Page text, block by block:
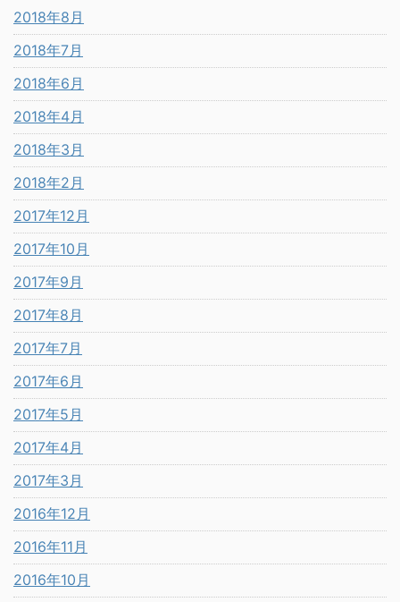
2018年8月
2018年7月
2018年6月
2018年4月
2018年3月
2018年2月
2017年12月
2017年10月
2017年9月
2017年8月
2017年7月
2017年6月
2017年5月
2017年4月
2017年3月
2016年12月
2016年11月
2016年10月